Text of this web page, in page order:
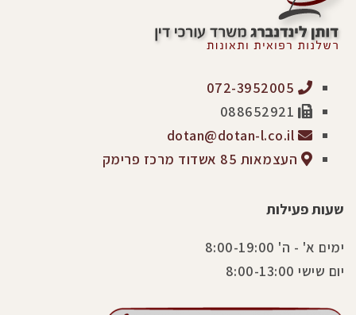
העצמאות 85 אשדוד מרכז פרימק
שעות פעילות
ימים א' - ה' 8:00-19:00
יום שישי 8:00-13:00